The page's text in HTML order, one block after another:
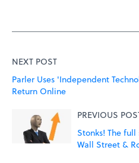
NEXT POST
Parler Uses 'Independent
Return Online
PREVIOUS
Stonks! The
Wall Street &